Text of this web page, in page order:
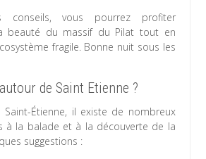
conseils, vous pourrez profiter
beauté du massif du Pilat tout en
fragile. Bonne nuit sous les
de Saint Etienne ?
Étienne, il existe de nombreux
à la balade et à la découverte de la
suggestions :